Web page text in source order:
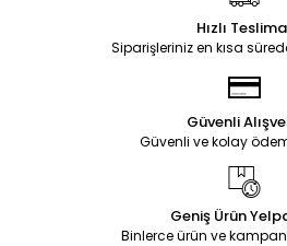
Hızlı
Siparişleriniz en kısa
Güvenli
Güvenli ve kolay
Geniş Ürün
Binlerce ürün ve